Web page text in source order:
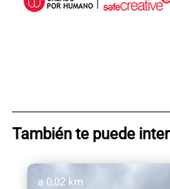
También te puede
a 0,02 km